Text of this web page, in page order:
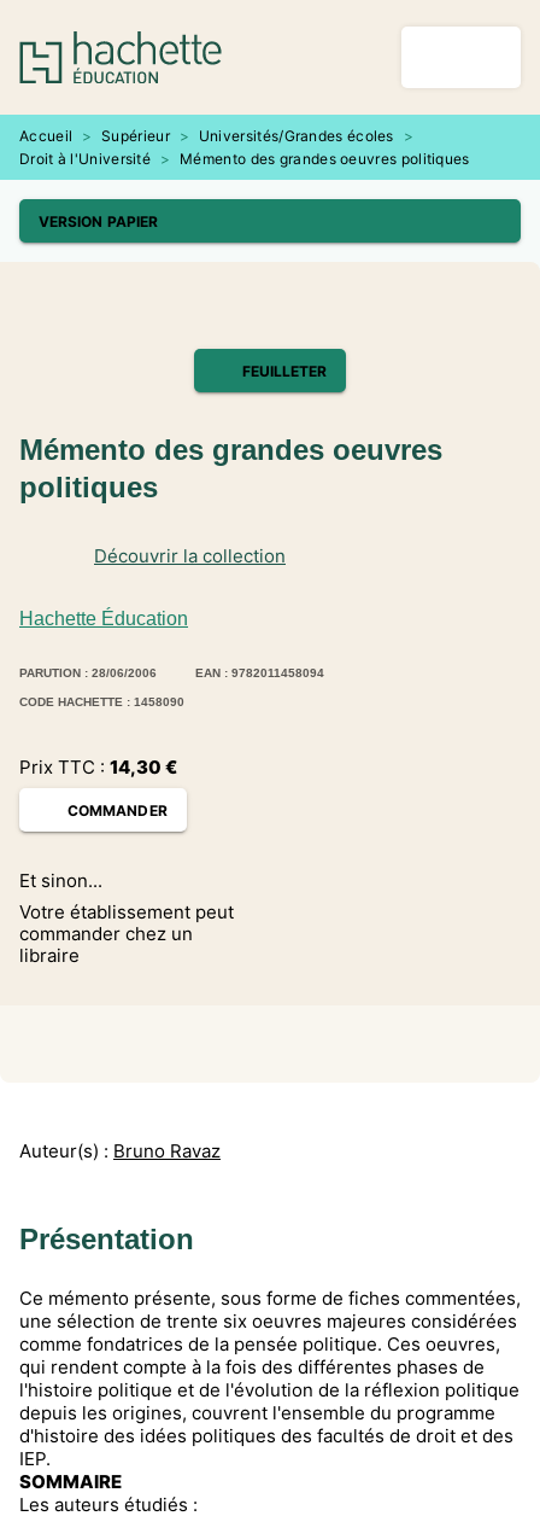
MENU RECHERCHE
PIED DE PAGE
Accueil > Supérieur > Universités/Grandes écoles
>
Droit à l'Université > Mémento des grandes oeuvres politiques
VERSION PAPIER
FEUILLETER
Hachette Éducation
Découvrir la collection
Mémento des grandes oeuvres
politiques
PARUTION : 28/06/2006 EAN : 9782011458094
CODE HACHETTE : 1458090
Prix TTC : 14,30 €
COMMANDER
Et sinon...
Votre établissement peut
commander chez un
libraire
Auteur(s) : Bruno Ravaz
Présentation
Ce mémento présente, sous forme de fiches commentées,
une sélection de trente six oeuvres majeures considérées
comme fondatrices de la pensée politique. Ces oeuvres,
qui rendent compte à la fois des différentes phases de
l'histoire politique et de l'évolution de la réflexion politique
depuis les origines, couvrent l'ensemble du programme
d'histoire des idées politiques des facultés de droit et des
IEP.
SOMMAIRE
Les auteurs étudiés :